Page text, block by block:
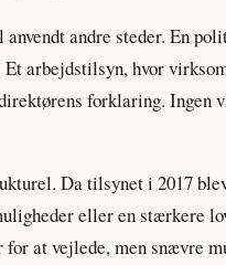
andre steder. En
arbejdstilsyn, hvor
forklaring. Ingen
Da tilsynet i 2017
eller en stærkere
at vejlede, men snævre